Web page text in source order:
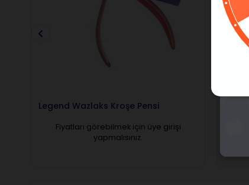
Legend Wazlaks Kroşe Pensi
Fiyatları görebilmek için üye girişi
yapmalısınız.